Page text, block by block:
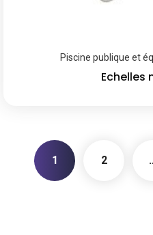
Piscine publique et
Echelles
1 2